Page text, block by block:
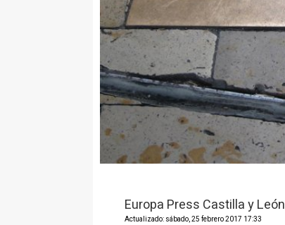
Europa Press Castilla y León
Actualizado: sábado, 25 febrero 2017 17:33